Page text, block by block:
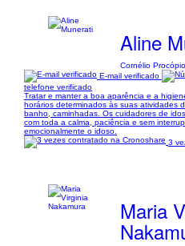
Aline
Cornélio
E-mail verificado
telefone verificado
Tratar e manter a boa aparência e a
horários determinados às suas atividades
banho, caminhadas. Os cuidadores de
com toda a calma, paciência e sem
emocionalmente o idoso.
3
Maria